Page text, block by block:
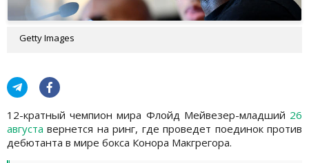
Getty Images
12-кратный чемпион мира Флойд Мейвезер-младший 26
августа вернется на ринг, где проведет поединок против
дебютанта в мире бокса Конора Макгрегора.